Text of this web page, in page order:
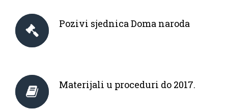
Pozivi sjednica Doma naroda
Materijali u proceduri do 2017.